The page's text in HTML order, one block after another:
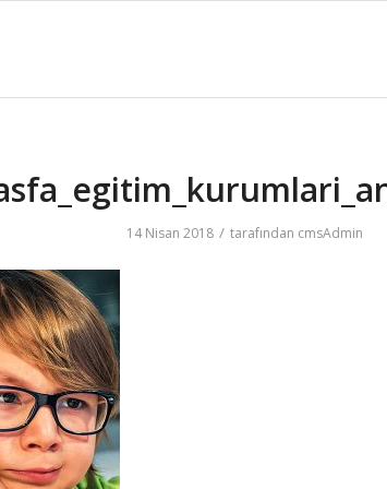
14 Nisan 2018 / tarafından cmsAdmin